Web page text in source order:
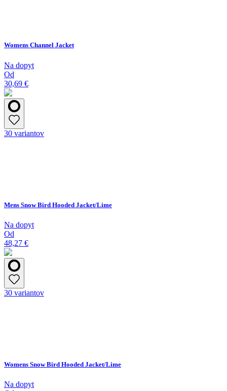
Womens Channel Jacket
Na dopyt
Od
30,69 €
30 variantov
Mens Snow Bird Hooded Jacket/Lime
Na dopyt
Od
48,27 €
30 variantov
Womens Snow Bird Hooded Jacket/Lime
Na dopyt